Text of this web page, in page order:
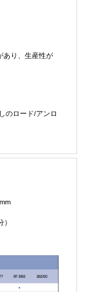
あり、生産性が
のロード/アンロ